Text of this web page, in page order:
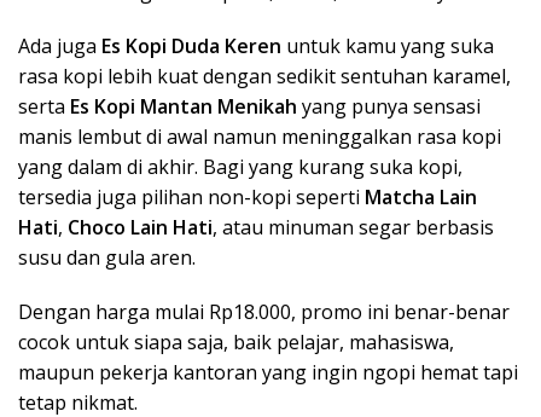
Ada juga Es Kopi Duda Keren untuk kamu yang suka
rasa kopi lebih kuat dengan sedikit sentuhan karamel,
serta Es Kopi Mantan Menikah yang punya sensasi
manis lembut di awal namun meninggalkan rasa kopi
yang dalam di akhir. Bagi yang kurang suka kopi,
tersedia juga pilihan non-kopi seperti Matcha Lain
Hati, Choco Lain Hati, atau minuman segar berbasis
susu dan gula aren.
Dengan harga mulai Rp18.000, promo ini benar-benar
cocok untuk siapa saja, baik pelajar, mahasiswa,
maupun pekerja kantoran yang ingin ngopi hemat tapi
tetap nikmat.